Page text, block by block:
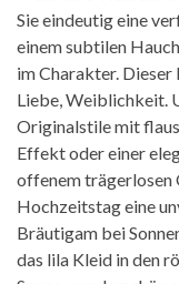
Sie eindeutig eine
einem subtilen
im Charakter.
Liebe, Weiblichkeit.
Originalstile mit
Effekt oder einer
offenem trägerlosen
Hochzeitstag eine
Bräutigam bei
das lila Kleid in den